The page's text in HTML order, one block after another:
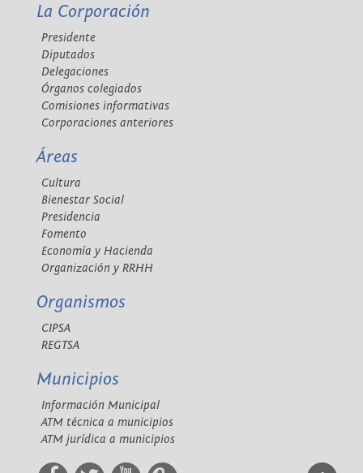
La Corporación
Presidente
Diputados
Delegaciones
Órganos colegiados
Comisiones informativas
Corporaciones anteriores
Áreas
Cultura
Bienestar Social
Presidencia
Fomento
Economía y Hacienda
Organización y RRHH
Organismos
CIPSA
REGTSA
Municipios
Información Municipal
ATM técnica a municipios
ATM jurídica a municipios